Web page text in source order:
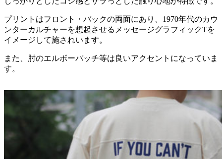
プリントはフロント・バックの両面にあり、1970年代のカウ
ンターカルチャーを想起させるメッセージグラフィックTを
イメージして施されいます。
また、肘のエルボーパッチ等は良いアクセントになっていま
す。